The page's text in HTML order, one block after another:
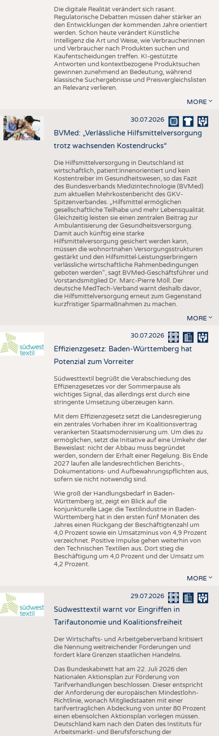
Die digitale Realität verändert sich rasant.
Regulatorische Debatten müssen daher stärker an
den Entwicklungen der kommenden Jahre orientiert
werden. Schon heute verändert Künstliche
Intelligenz die Art und Weise, wie Verbraucherinnen
und Verbraucher nach Produkten suchen und
Kaufentscheidungen treffen. KI-gestützte
Antworten und kontextbezogene Produktsuchen
gewinnen zunehmend an Bedeutung, während
klassische Suchergebnisse und Preisvergleichslisten
an Relevanz verlieren.
MORE
30.07.2026
BVMed: „Verlässliche Hilfsmittelversorgung
trotz wachsenden Kostendrucks“
Die Hilfsmittelversorgung in Deutschland ist
wirtschaftlich, patient:innenorientiert und kein
Kostentreiber im Gesundheitswesen, so das Fazit
des Bundesverbands Medizintechnologie (BVMed)
zum aktuellen Mehrkostenbericht des GKV-
Spitzenverbandes. „Hilfsmittel ermöglichen
gesellschaftliche Teilhabe und mehr Lebensqualität.
Gleichzeitig leisten sie einen zentralen Beitrag zur
Ambulantisierung der Gesundheitsversorgung.
Damit auch künftig eine starke
Hilfsmittelversorgung gesichert werden kann,
müssen die wohnortnahen Versorgungsstrukturen
gestärkt und den Hilfsmittel-Leistungserbringern
verlässliche wirtschaftliche Rahmenbedingungen
geboten werden“, sagt BVMed-Geschäftsführer und
Vorstandsmitglied Dr. Marc-Pierre Möll. Der
deutsche MedTech-Verband warnt deshalb davor,
die Hilfsmittelversorgung erneut zum Gegenstand
kurzfristiger Sparmaßnahmen zu machen.
MORE
30.07.2026
Effizienzgesetz: Baden-Württemberg hat
Potenzial zum Vorreiter
Südwesttextil begrüßt die Verabschiedung des
Effizienzgesetzes vor der Sommerpause als
wichtiges Signal, das allerdings erst durch eine
stringente Umsetzung überzeugen kann.
Mit dem Effizienzgesetz setzt die Landesregierung
ein zentrales Vorhaben ihrer im Koalitionsvertrag
verankerten Staatsmodernisierung um. Um dies zu
ermöglichen, setzt die Initiative auf eine Umkehr der
Beweislast: nicht der Abbau muss begründet
werden, sondern der Erhalt einer Regelung. Bis Ende
2027 laufen alle landesrechtlichen Berichts-,
Dokumentations- und Aufbewahrungspflichten aus,
sofern sie nicht notwendig sind.
Wie groß der Handlungsbedarf in Baden-
Württemberg ist, zeigt ein Blick auf die
konjunkturelle Lage: die Textilindustrie in Baden-
Württemberg hat in den ersten fünf Monaten des
Jahres einen Rückgang der Beschäftigtenzahl um
4,0 Prozent sowie ein Umsatzminus von 4,9 Prozent
verzeichnet. Positive Impulse gehen weiterhin von
den Technischen Textilien aus. Dort stieg die
Beschäftigung um 4,0 Prozent und der Umsatz um
4,2 Prozent.
MORE
29.07.2026
Südwesttextil warnt vor Eingriffen in
Tarifautonomie und Koalitionsfreiheit
Der Wirtschafts- und Arbeitgeberverband kritisiert
die Nennung weitreichender Forderungen und
fordert klare Grenzen staatlichen Handelns.
Das Bundeskabinett hat am 22. Juli 2026 den
Nationalen Aktionsplan zur Förderung von
Tarifverhandlungen beschlossen. Dieser entspricht
der Anforderung der europäischen Mindestlohn-
Richtlinie, wonach Mitgliedstaaten mit einer
tarifvertraglichen Abdeckung von unter 80 Prozent
einen ebensolchen Aktionsplan vorlegen müssen.
Deutschland kam nach den Daten des Instituts für
Arbeitsmarkt- und Berufsforschung der